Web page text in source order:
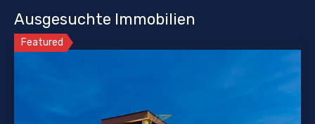
Ausgesuchte Immobilien
Featured